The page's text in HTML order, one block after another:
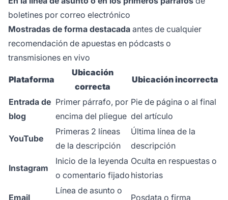
boletines por correo electrónico
Mostradas de forma destacada antes de cualquier
recomendación de apuestas en pódcasts o
transmisiones en vivo
Plataforma
Ubicación
correcta
Ubicación incorrecta
Entrada de
blog
Primer párrafo, por
encima del pliegue
Pie de página o al final
del artículo
YouTube
Primeras 2 líneas
de la descripción
Última línea de la
descripción
Instagram
Inicio de la leyenda
o comentario fijado
Oculta en respuestas o
historias
Email
Línea de asunto o
Posdata o firma